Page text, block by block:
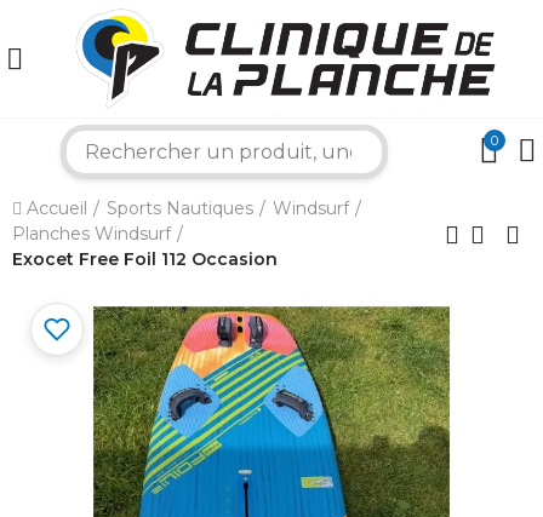
0
Accueil Sports Nautiques
Windsurf
Planches Windsurf
Exocet Free Foil 112 Occasion
×
Bonjour ! Je suis votre expert nautique.
Comment puis-je vous aider aujourd'hui ?